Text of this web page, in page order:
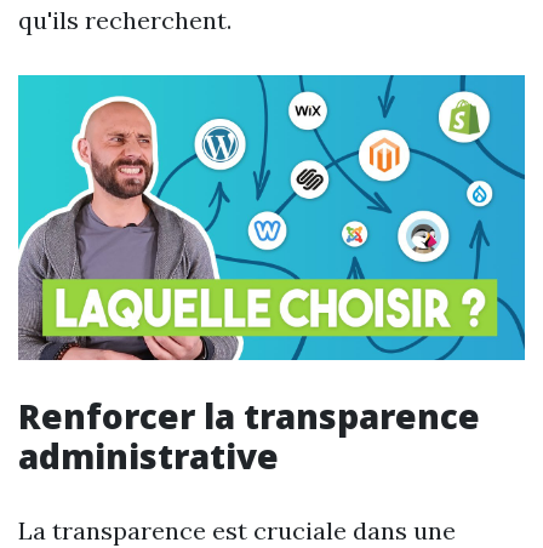
qu'ils recherchent.
Renforcer la transparence
administrative
La transparence est cruciale dans une